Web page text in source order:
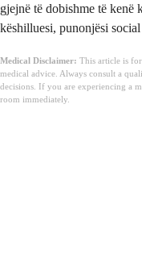
gjejnë të dobishme të kenë
këshilluesi, punonjësi
Medical Disclaimer: This article is
medical advice. Always consult a
decisions. If you are experiencing a
room immediately.